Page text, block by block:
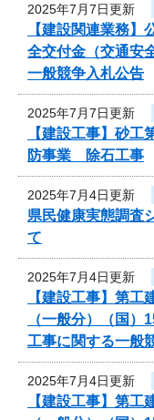
2025年7月7日更新
【建設関連業務
全交付金（交通安
一般競争入札公告
2025年7月7日更新
【建設工事】砂工
防事業 除石工事
2025年7月4日更新
県民健康実態調査
て
2025年7月4日更新
【建設工事】第
（一般分）（国）
工事に関する一般
2025年7月4日更新
【建設工事】第